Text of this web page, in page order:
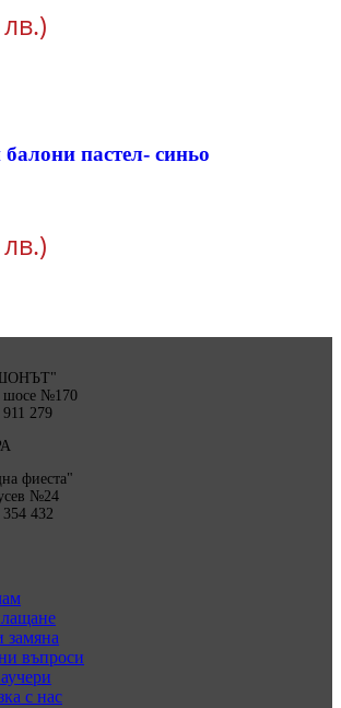
пастел- синьо
шосе №170
279
фиеста"
№24
432
въпроси
с нас